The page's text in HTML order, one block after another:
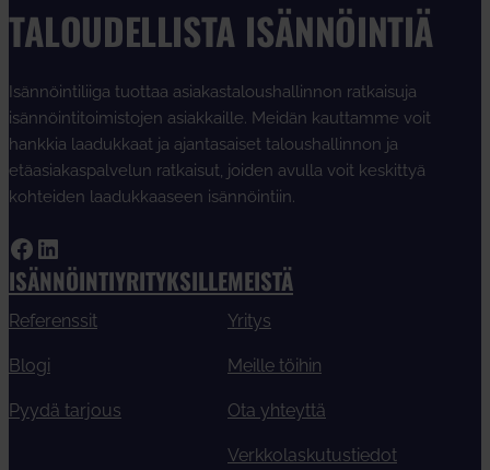
TALOUDELLISTA ISÄNNÖINTIÄ
Isännöintiliiga tuottaa asiakastaloushallinnon ratkaisuja
isännöintitoimistojen asiakkaille. Meidän kauttamme voit
hankkia laadukkaat ja ajantasaiset taloushallinnon ja
etäasiakaspalvelun ratkaisut, joiden avulla voit keskittyä
kohteiden laadukkaaseen isännöintiin.
Facebook LinkedIn
ISÄNNÖINTIYRITYKSILLE
Referenssit
Blogi
Pyydä tarjous
MEISTÄ
Yritys
Meille töihin
Ota yhteyttä
Verkkolaskutustiedot